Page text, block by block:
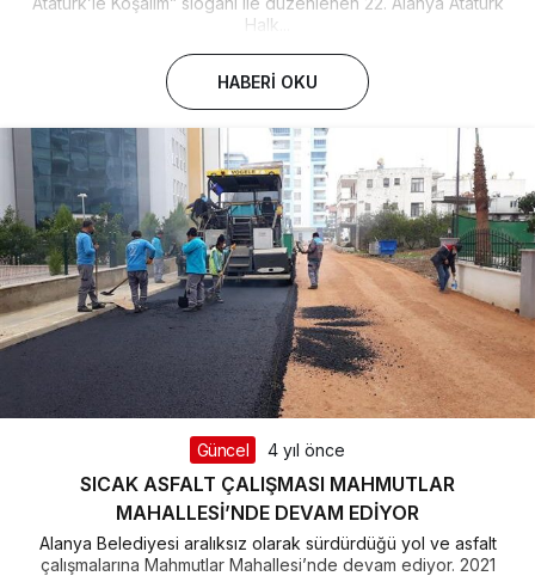
Halk...
HABERI OKU
Güncel 4 yıl önce
SICAK ASFALT ÇALIŞMASI MAHMUTLAR
MAHALLESİ’NDE DEVAM EDİYOR
Alanya Belediyesi aralıksız olarak sürdürdüğü yol ve asfalt
çalışmalarına Mahmutlar Mahallesi’nde devam ediyor. 2021